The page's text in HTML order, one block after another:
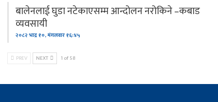
बालेनलाई घुडा नटेकाएसम्म आन्दोलन नरोकिने –कबाड
व्यवसायी
२०८२ भाद्र १०, मंगलवार १६:४५
PREV NEXT 1 of 58